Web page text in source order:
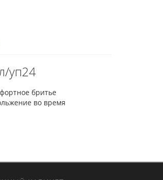
уп24
бритье
во время